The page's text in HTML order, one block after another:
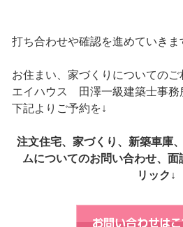
打ち合わせや確認を進めていきま
お住まい、家づくりについてのご
エイハウス 田澤一級建築士事務
下記よりご予約を↓
注文住宅、家づくり、新築車庫
ムについてのお問い合わせ、面
リック↓